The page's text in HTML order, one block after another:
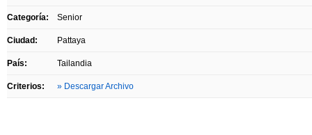
Categoría: Senior
Ciudad: Pattaya
País: Tailandia
Criterios: » Descargar Archivo